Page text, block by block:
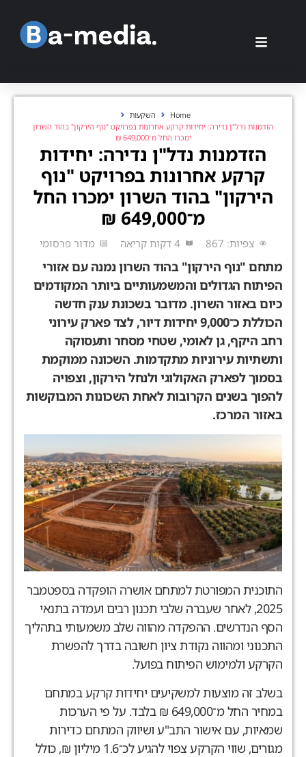
Home
השקעות
הזדמנות נדל"ן נדירה: יחידות קרקע אחרונות בפרויקט "נוף הירקון" בהוד השרון
ימכרו החל מ־649,000 ₪
הזדמנות נדל"ן נדירה: יחידות
קרקע אחרונות בפרויקט "נוף
הירקון" בהוד השרון ימכרו החל
מ־649,000 ₪
צפיות: 867 4 דקות קריאה מדור פרסומי
מתחם "נוף הירקון"בהוד השרון נמנה עם אזורי
הפיתוח הגדולים והמשמעותיים ביותר המקודמים
כיום באזור השרון.מדובר בשכונת ענק חדשה
הכוללת כ־9,000 יחידות דיור,לצד פארק עירוני
רחב היקף,גן לאומי, שטחי מסחר ותעסוקה
ותשתיות עירוניות מתקדמות. השכונה ממוקמת
בסמוך לפארק האקולוגי ולנחל הירקון, וצפויה
להפוך בשנים הקרובות לאחת השכונות המבוקשות
באזור המרכז.
התוכנית המפורטת למתחם אושרה הופקדה בספטמבר
2025, לאחר שעברה שלבי תכנון רבים ועמדה בתנאי
הסף הנדרשים. ההפקדה מהווה שלב משמעותי בתהליך
התכנוני ומהווה נקודת ציון חשובה בדרך להפשרת
הקרקע ולמימוש הפיתוח בפועל.
בשלב זה מוצעות למשקיעים יחידות קרקע במתחם
במחיר החל מ־649,000 ₪ בלבד. על פי הערכות
שמאיות, עם אישור התב"ע ושיווק המתחם כדירות
מגורים, שווי הקרקע צפוי להגיע לכ־1.6 מיליון ₪,כולל